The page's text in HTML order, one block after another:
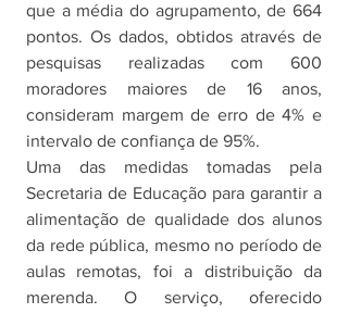
que a média do agrupamento, de 664
pontos. Os dados, obtidos através de
pesquisas realizadas com 600
moradores maiores de 16 anos,
consideram margem de erro de 4% e
intervalo de confiança de 95%.
Uma das medidas tomadas pela
Secretaria de Educação para garantir a
alimentação de qualidade dos alunos
da rede pública, mesmo no período de
aulas remotas, foi a distribuição da
merenda. O serviço, oferecido